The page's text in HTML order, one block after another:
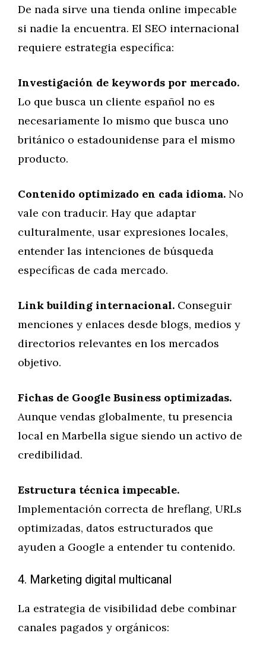
De nada sirve una tienda online impecable
si nadie la encuentra. El SEO internacional
requiere estrategia específica:
Investigación de keywords por mercado.
Lo que busca un cliente español no es
necesariamente lo mismo que busca uno
británico o estadounidense para el mismo
producto.
Contenido optimizado en cada idioma. No
vale con traducir. Hay que adaptar
culturalmente, usar expresiones locales,
entender las intenciones de búsqueda
específicas de cada mercado.
Link building internacional. Conseguir
menciones y enlaces desde blogs, medios y
directorios relevantes en los mercados
objetivo.
Fichas de Google Business optimizadas.
Aunque vendas globalmente, tu presencia
local en Marbella sigue siendo un activo de
credibilidad.
Estructura técnica impecable.
Implementación correcta de hreflang, URLs
optimizadas, datos estructurados que
ayuden a Google a entender tu contenido.
4. Marketing digital multicanal
La estrategia de visibilidad debe combinar
canales pagados y orgánicos: